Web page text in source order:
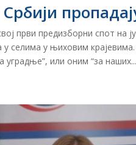
први предизборни спот на
селима у њиховим
или оним “за наших...